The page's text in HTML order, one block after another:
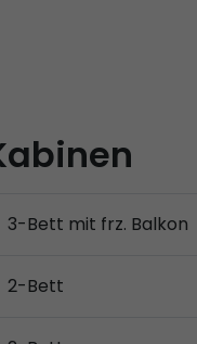
3-Bett mit frz. Balkon
2-Bett